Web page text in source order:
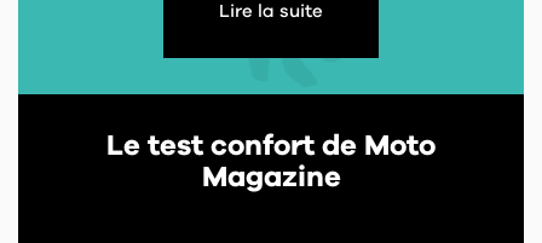
Lire la suite
Le test confort de Moto
Magazine